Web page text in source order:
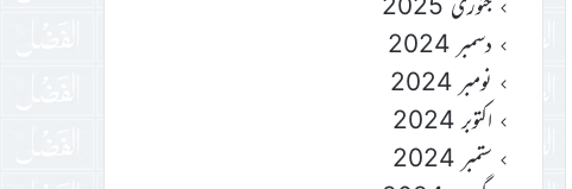
دسمبر 2024
نومبر 2024
اکتوبر 2024
ستمبر 2024